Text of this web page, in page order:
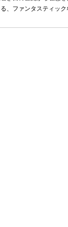
る、ファンタスティッ